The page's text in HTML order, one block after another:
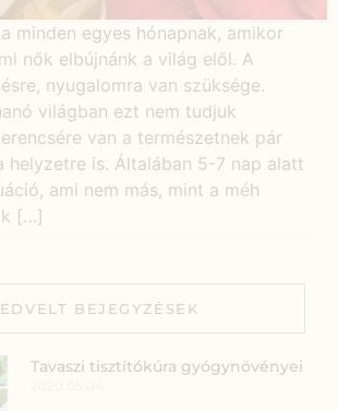
minden egyes hónapnak, amikor
nők elbújnánk a világ elől. A
nyugalomra van szüksége.
világban ezt nem tudjuk
van a természetnek pár
helyzetre is. Általában 5-7 nap alatt
ami nem más, mint a méh
[…]
BEJEGYZÉSEK
Tavaszi tisztítókúra gyógynövényei